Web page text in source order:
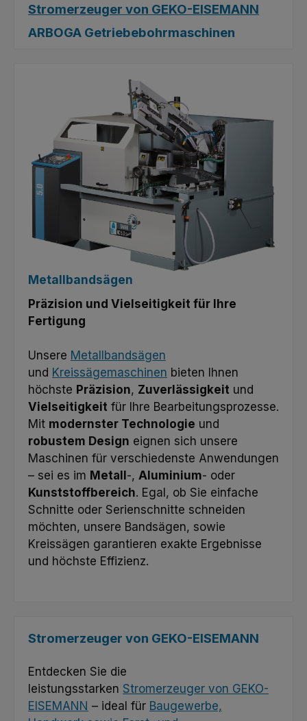
Stromerzeuger von GEKO-EISEMANN
ARBOGA Getriebebohrmaschinen
Metallbandsägen
Präzision und Vielseitigkeit für Ihre
Fertigung
Unsere Metallbandsägen
und Kreissägemaschinen bieten Ihnen
höchste Präzision, Zuverlässigkeit und
Vielseitigkeit für Ihre Bearbeitungsprozesse.
Mit modernster Technologie und
robustem Design eignen sich unsere
Maschinen für verschiedenste Anwendungen
– sei es im Metall -, Aluminium- oder
Kunststoffbereich. Egal, ob Sie einfache
Schnitte oder Serienschnitte schneiden
möchten, unsere Bandsägen, sowie
Kreissägen garantieren exakte Ergebnisse
und höchste Effizienz.
Stromerzeuger von GEKO-EISEMANN
Entdecken Sie die
leistungsstarken Stromerzeuger von GEKO-
EISEMANN – ideal für Baugewerbe,